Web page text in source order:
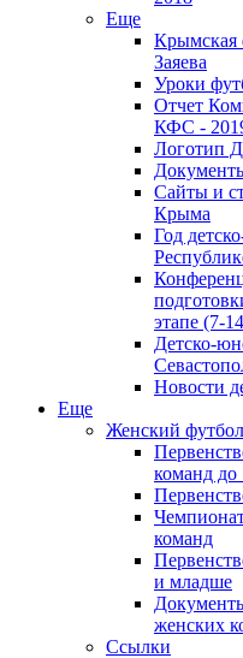
Еще
Крымская
Заяева
Уроки
Отчет
КФС -
Логотип
Сайты и
Крыма
Год
этапе (7-
Детско-
Новости
Еще
Женский футбол
команд до
команд
и младше
женских
Ссылки